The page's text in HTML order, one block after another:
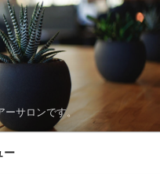
ーサロンです。
ー